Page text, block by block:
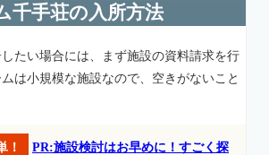
千手荘の入所方法
たい場合には、まず施設の資料請求を行
は小規模な施設なので、空きがないこと
！
PR:施設検討はお早めに！すごく探